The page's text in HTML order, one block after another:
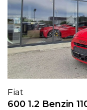
Fiat
600 1.2 Benzin